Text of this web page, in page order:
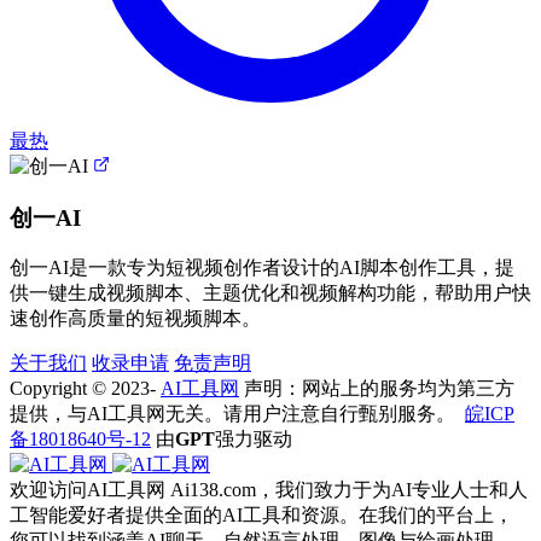
最热
创一AI
创一AI是一款专为短视频创作者设计的AI脚本创作工具，提
供一键生成视频脚本、主题优化和视频解构功能，帮助用户快
速创作高质量的短视频脚本。
关于我们 收录申请 免责声明
Copyright © 2023- AI工具网 声明：网站上的服务均为第三方
提供，与AI工具网无关。请用户注意自行甄别服务。 皖ICP
备18018640号-12 由GPT强力驱动
欢迎访问AI工具网 Ai138.com，我们致力于为AI专业人士和人
工智能爱好者提供全面的AI工具和资源。在我们的平台上，